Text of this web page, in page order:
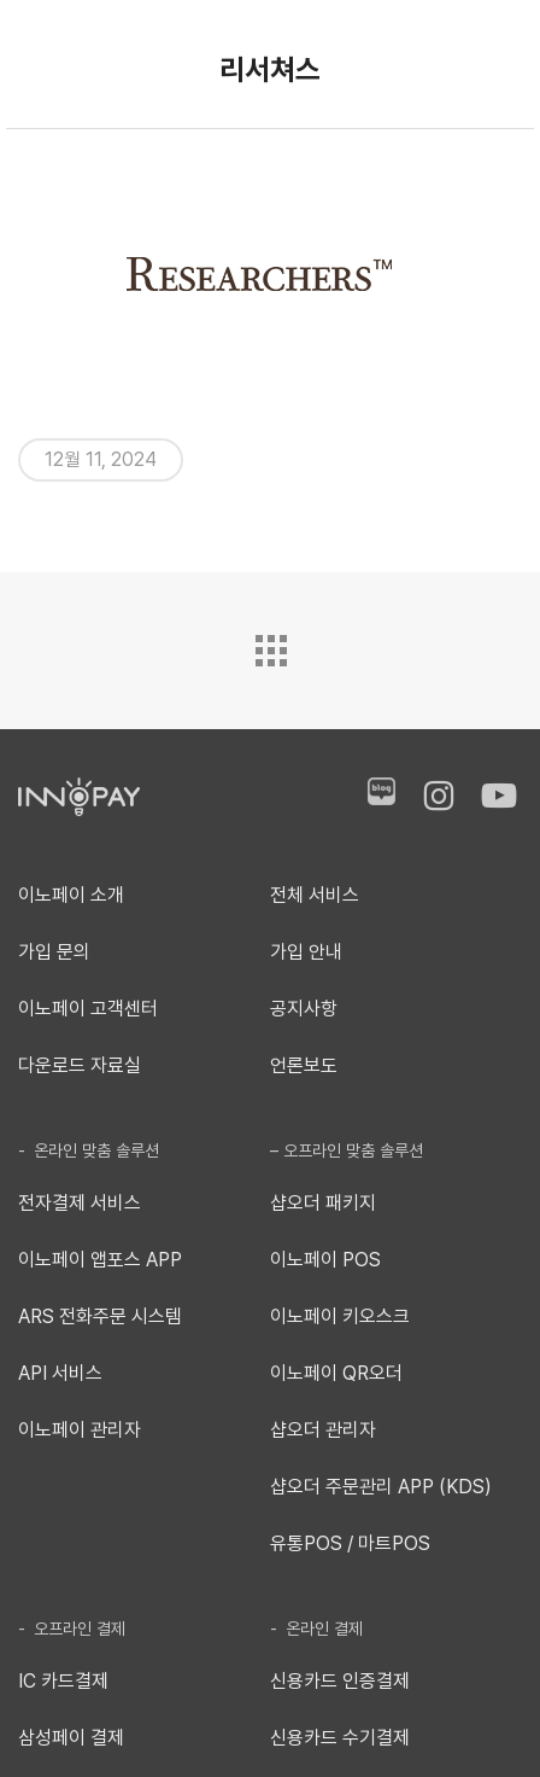
리서쳐스
12월 11, 2024
이노페이 소개 전체 서비스
가입 문의 가입 안내
이노페이 고객센터 공지사항
다운로드 자료실 언론보도
- 온라인 맞춤 솔루션
전자결제 서비스
이노페이 앱포스 APP
ARS 전화주문 시스템
API 서비스
이노페이 관리자
– 오프라인 맞춤 솔루션
샵오더 패키지
이노페이 POS
이노페이 키오스크
이노페이 QR오더
샵오더 관리자
샵오더 주문관리 APP (KDS)
유통POS / 마트POS
- 오프라인 결제
IC 카드결제
삼성페이 결제
- 온라인 결제
신용카드 인증결제
신용카드 수기결제